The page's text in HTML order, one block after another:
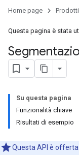
Home page Prodotti
Questa pagina è stata
Su questa pagina
Funzionalità chiave
Risultati di esempio
Questa API è